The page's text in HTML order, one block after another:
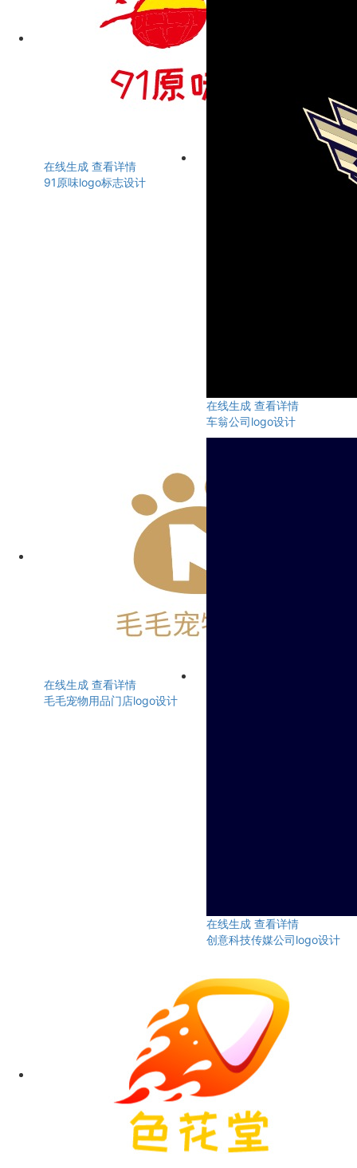
在线生成 查看详情
91原味logo标志设计
在线生成 查看详情
车翁公司logo设计
在线生成 查看详情
毛毛宠物用品门店logo设计
在线生成 查看详情
创意科技传媒公司logo设计